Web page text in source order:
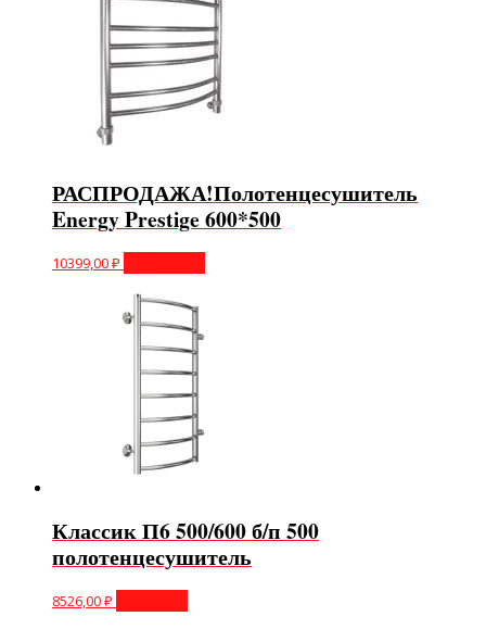
РАСПРОДАЖА!Полотенцесушитель
Energy Prestige 600*500
10399,00₽
Классик П6 500/600 б/п 500
полотенцесушитель
8526,00₽